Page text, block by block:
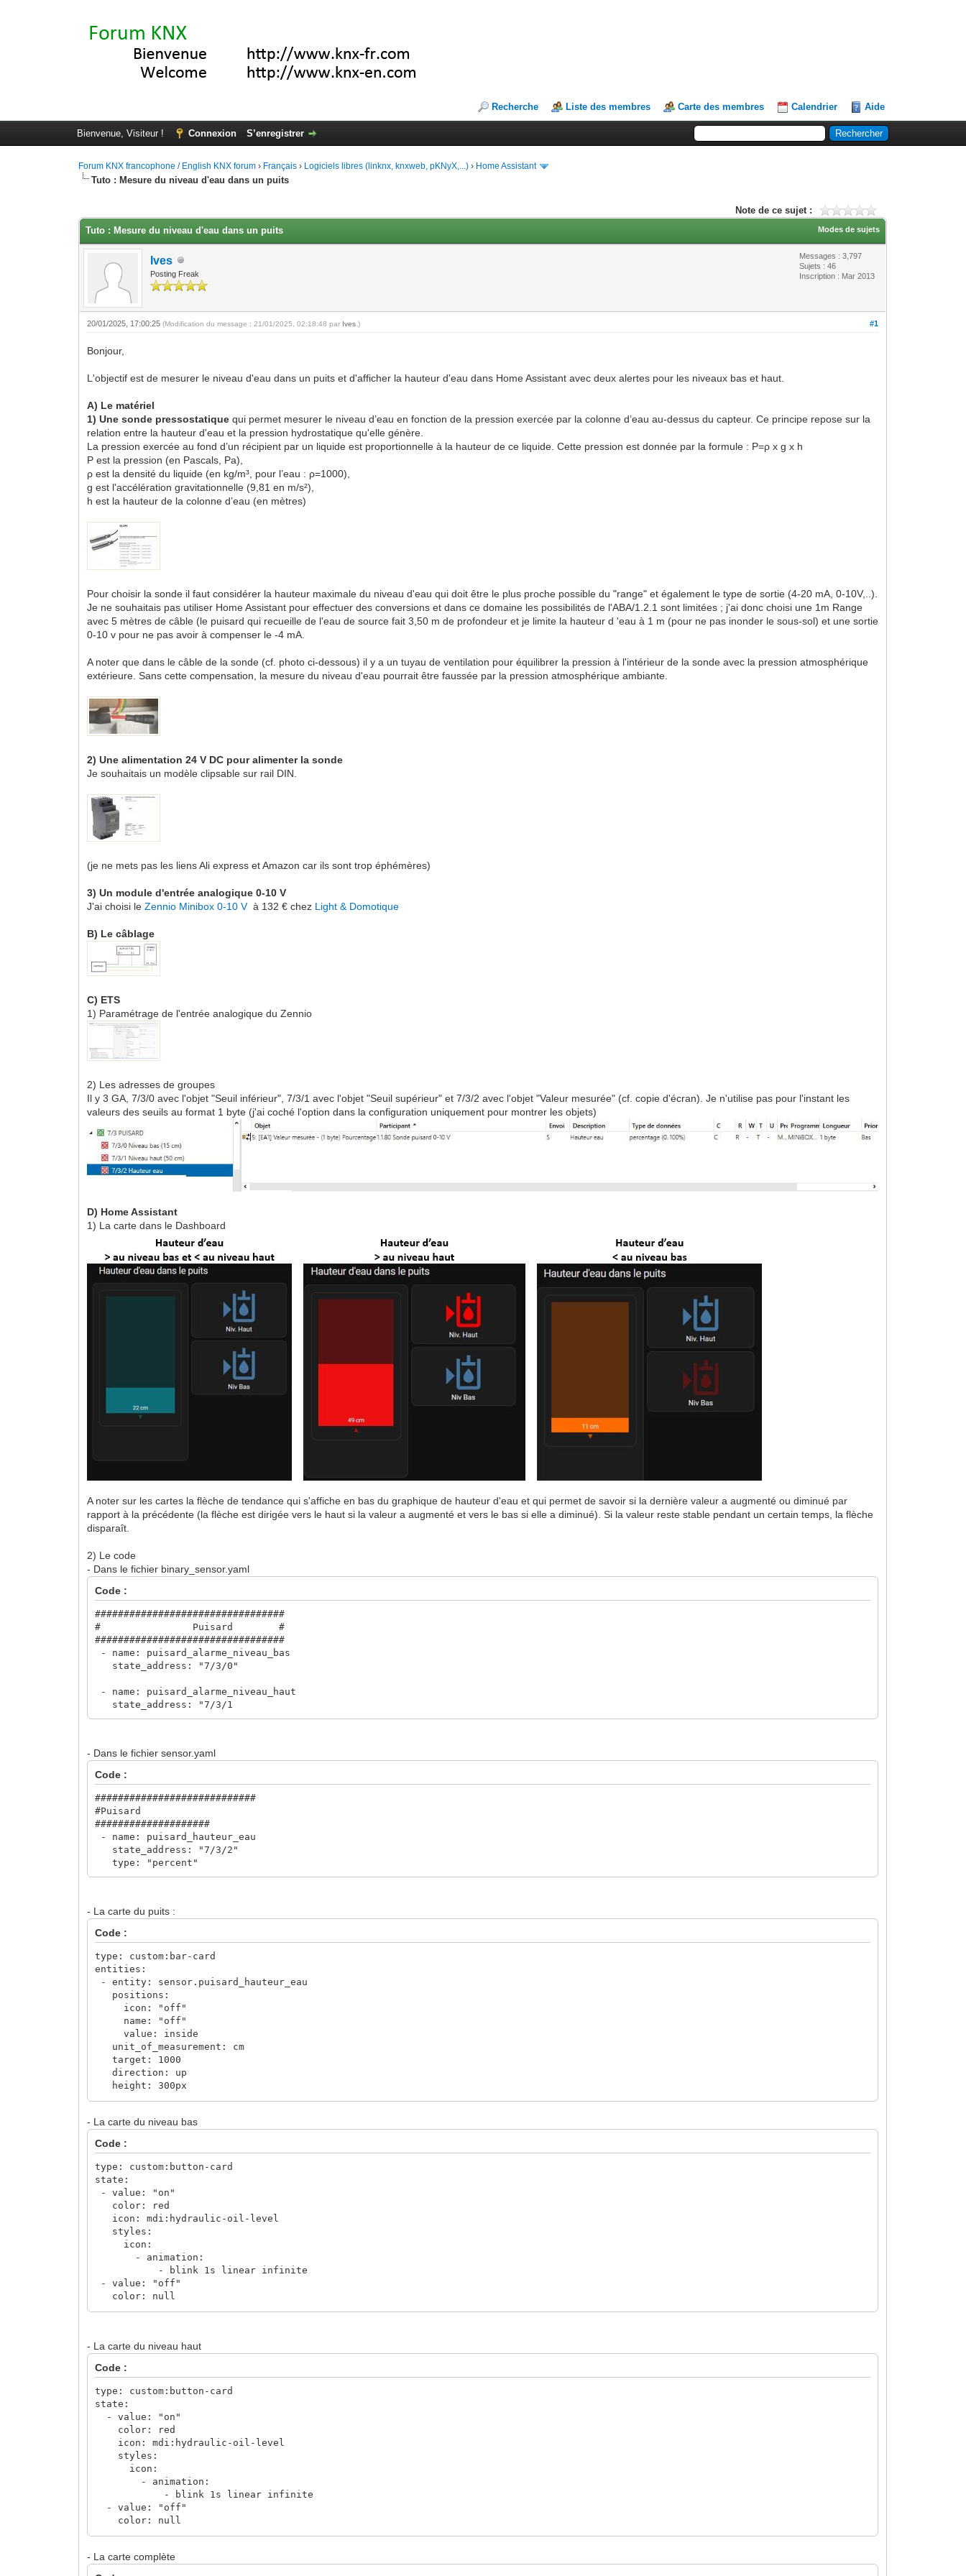
Recherche Liste des membres Carte des membres Calendrier Aide
Bienvenue, Visiteur ! Connexion S’enregistrer
Forum KNX francophone / English KNX forum › Français › Logiciels libres (linknx, knxweb, pKNyX,...) › Home Assistant
Tuto : Mesure du niveau d'eau dans un puits
Note de ce sujet :
Modes de sujets
Tuto : Mesure du niveau d'eau dans un puits
Ives
Posting Freak
Messages : 3,797
Sujets : 46
Inscription : Mar 2013
#1
20/01/2025, 17:00:25(Modification du message : 21/01/2025, 02:18:48 par Ives .)
Bonjour,
L'objectif est de mesurer le niveau d'eau dans un puits et d'afficher la hauteur d'eau dans Home Assistant avec deux alertes pour les niveaux bas et haut.
A) Le matériel
1) Une sonde pressostatiquequi permet mesurer le niveau d’eau en fonction de la pression exercée par la colonne d’eau au-dessus du capteur. Ce principe repose sur la
relation entre la hauteur d'eau et la pression hydrostatique qu'elle génère.
La pression exercée au fond d’un récipient par un liquide est proportionnelle à la hauteur de ce liquide. Cette pression est donnée par la formule : P=ρ x g x h
P est la pression (en Pascals, Pa),
ρ est la densité du liquide (en kg/m³, pour l’eau : ρ=1000),
g est l'accélération gravitationnelle (9,81 en m/s²),
h est la hauteur de la colonne d’eau (en mètres)
Pour choisir la sonde il faut considérer la hauteur maximale du niveau d'eau qui doit être le plus proche possible du "range" et également le type de sortie (4-20 mA, 0-10V,..).
Je ne souhaitais pas utiliser Home Assistant pour effectuer des conversions et dans ce domaine les possibilités de l'ABA/1.2.1 sont limitées ; j'ai donc choisi une 1m Range
avec 5 mètres de câble (le puisard qui recueille de l'eau de source fait 3,50 m de profondeur et je limite la hauteur d 'eau à 1 m (pour ne pas inonder le sous-sol) et une sortie
0-10 v pour ne pas avoir à compenser le -4 mA.
A noter que dans le câble de la sonde (cf. photo ci-dessous) il y a un tuyau de ventilation pour équilibrer la pression à l'intérieur de la sonde avec la pression atmosphérique
extérieure. Sans cette compensation, la mesure du niveau d'eau pourrait être faussée par la pression atmosphérique ambiante.
2) Une alimentation 24 V DC pour alimenter la sonde
Je souhaitais un modèle clipsable sur rail DIN.
(je ne mets pas les liens Ali express et Amazon car ils sont trop éphémères)
3) Un module d'entrée analogique 0-10 V
J'ai choisi leZennio Minibox 0-10 V à 132 € chez Light & Domotique
B) Le câblage
C) ETS
1) Paramétrage de l'entrée analogique du Zennio
2) Les adresses de groupes
Il y 3 GA, 7/3/0 avec l'objet "Seuil inférieur", 7/3/1 avec l'objet "Seuil supérieur" et 7/3/2 avec l'objet "Valeur mesurée" (cf. copie d'écran). Je n'utilise pas pour l'instant les
valeurs des seuils au format 1 byte (j'ai coché l'option dans la configuration uniquement pour montrer les objets)
D) Home Assistant
1) La carte dans le Dashboard
A noter sur les cartes la flèche de tendance qui s'affiche en bas du graphique de hauteur d'eau et qui permet de savoir si la dernière valeur a augmenté ou diminué par
rapport à la précédente (la flèche est dirigée vers le haut si la valeur a augmenté et vers le bas si elle a diminué). Si la valeur reste stable pendant un certain temps, la flèche
disparaît.
2) Le code
- Dans le fichier binary_sensor.yaml
Code :
#################################
# Puisard #
#################################
- name: puisard_alarme_niveau_bas
state_address: "7/3/0"
- name: puisard_alarme_niveau_haut
state_address: "7/3/1
- Dans le fichier sensor.yaml
Code :
############################
#Puisard
####################
- name: puisard_hauteur_eau
state_address: "7/3/2"
type: "percent"
- La carte du puits :
Code :
type: custom:bar-card
entities:
- entity: sensor.puisard_hauteur_eau
positions:
icon: "off"
name: "off"
value: inside
unit_of_measurement: cm
target: 1000
direction: up
height: 300px
severity:
from: 0
to: 15
- color: "#0d6e79"
from: 16
to: 45
- color: "#ee1010"
from: 46
to: 100
- La carte du niveau bas
Code :
type: custom:button-card
state:
- value: "on"
color: red
icon: mdi:hydraulic-oil-level
styles:
icon:
- animation:
- blink 1s linear infinite
- value: "off"
color: null
entity: binary_sensor.puisard_alarme_niveau_bas
- La carte du niveau haut
Code :
type: custom:button-card
state:
- value: "on"
color: red
icon: mdi:hydraulic-oil-level
styles:
icon:
- animation:
- blink 1s linear infinite
- value: "off"
color: null
entity: binary_sensor.puisard_alarme_niveau_haut
name: Niv. Haut Puits
- La carte complète